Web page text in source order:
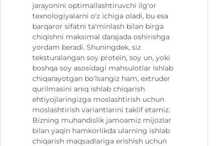
jarayonini optimallashtiruvchi ilg'or
texnologiyalarni o'z ichiga oladi, bu esa
barqaror sifatni ta'minlash bilan birga
chiqishni maksimal darajada oshirishga
yordam beradi. Shuningdek, siz
teksturalangan soy protein, soy un, yoki
boshqa soy asosidagi mahsulotlar ishlab
chiqarayotgan bo'lsangiz ham, extruder
qurilmasini aniq ishlab chiqarish
ehtiyojlaringizga moslashtirish uchun
moslashtirish variantlarini taklif etamiz.
Bizning muhandislik jamoamiz mijozlar
bilan yaqin hamkorlikda ularning ishlab
chiqarish maqsadlariga erishish uchun